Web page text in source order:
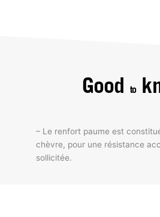
Good to
– Le renfort paume est
chèvre, pour une résistance
sollicitée.